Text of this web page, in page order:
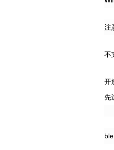
注
不
开
先